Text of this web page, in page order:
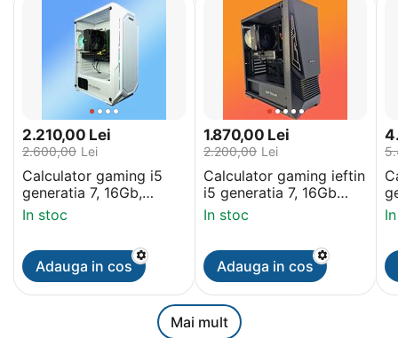
2.210,00 Lei
2.600,00 Lei
Calculator gaming i5
generatia 7, 16Gb,
512Gb M2 NVME, video
RX 5600XT 6Gb
In stoc
Adauga in cos
1.870,00 Lei
2.200,00 Lei
Calculator gaming ieftin
i5 generatia 7, 16Gb
DDR4, SSD 512Gb M2,
video GTX 970 4Gb
In stoc
Adauga in cos
Mai mult